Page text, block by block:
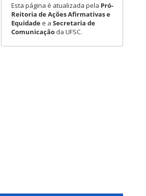
Esta página é atualizada pela Pró-
Reitoria de Ações Afirmativas e
Equidadee a Secretaria de
Comunicação da UFSC.